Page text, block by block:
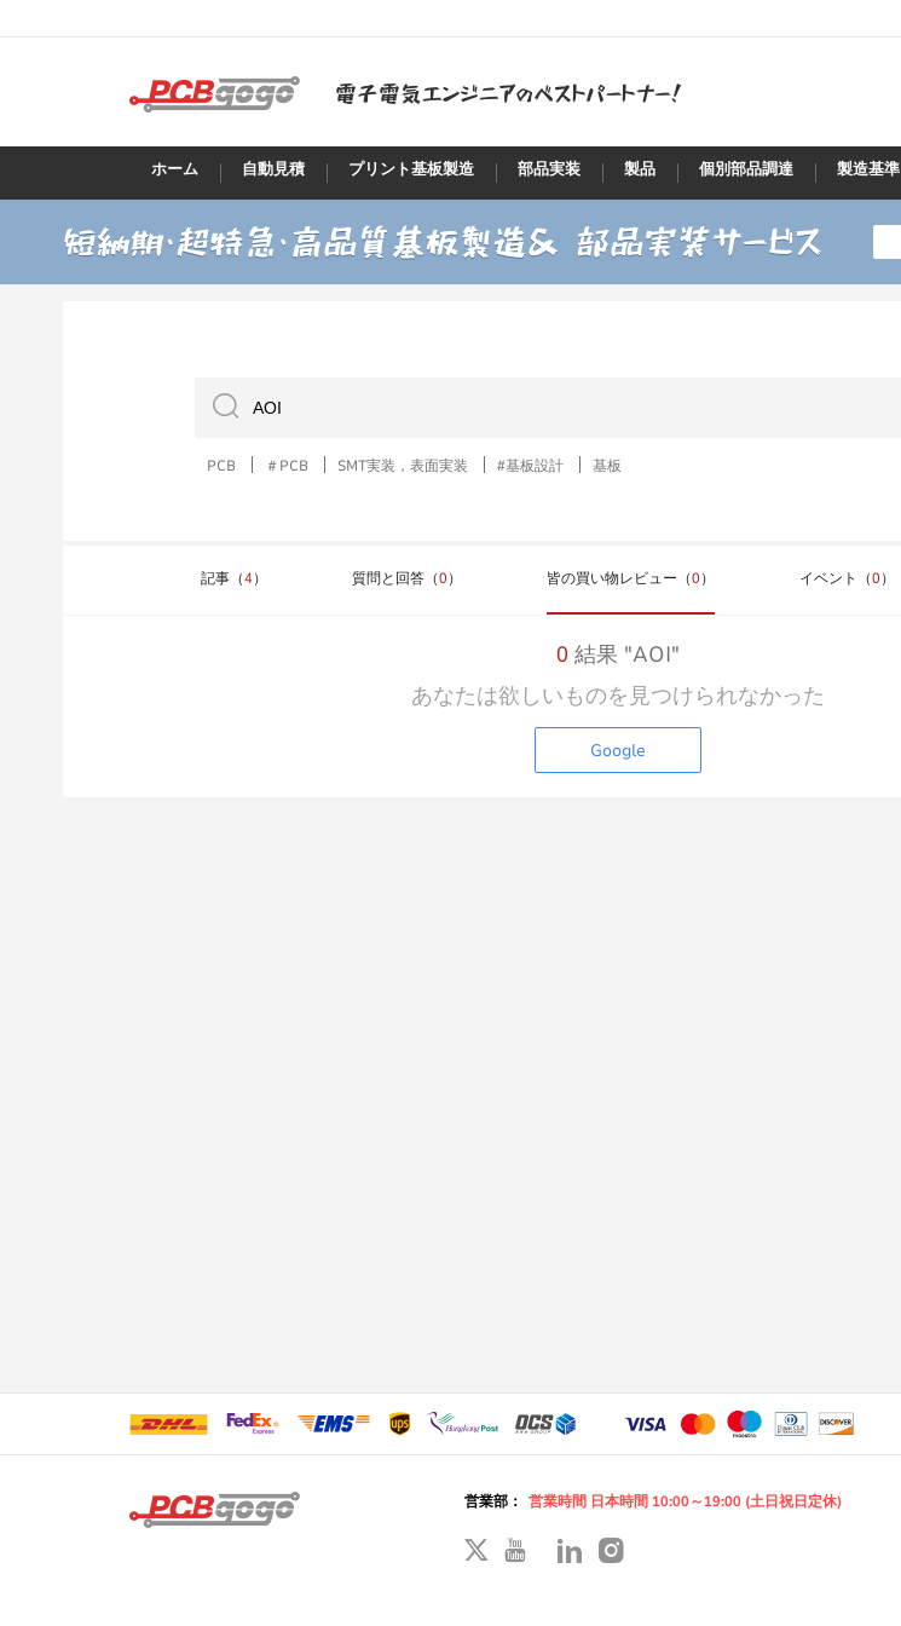
ホーム 自動見積 プリント基板製造 部品実装 製品 個別部品調達 製造基準
PCB ＃PCB SMT実装，表面実装 #基板設計 基板
記事（4） 質問と回答（0） 皆の買い物レビュー（0） イベント（0）
0 結果 "AOI"
あなたは欲しいものを見つけられなかった
Google
営業部： 営業時間 日本時間 10:00～19:00 (土日祝日定休)